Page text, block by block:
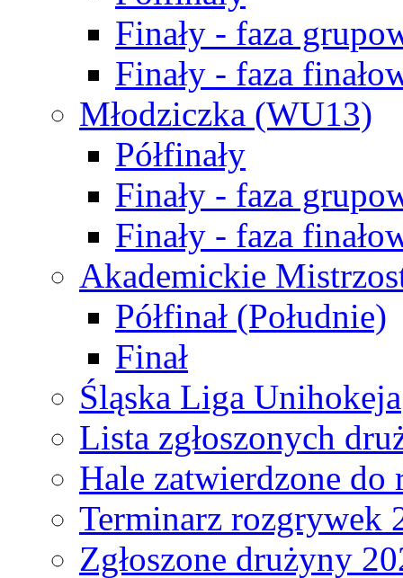
Finały - faza
Finały - faza
Młodziczka (WU13)
Półfinały
Finały - faza
Finały - faza
Akademickie
Półfinał (Południe)
Finał
Śląska Liga Unihokeja
Lista zgłoszonych
Hale zatwierdzone do
Terminarz rozgrywek
Zgłoszone drużyny